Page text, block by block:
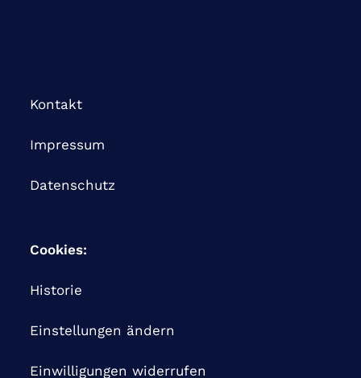
Kontakt
Impressum
Datenschutz
Cookies:
Historie
Einstellungen ändern
Einwilligungen widerrufen